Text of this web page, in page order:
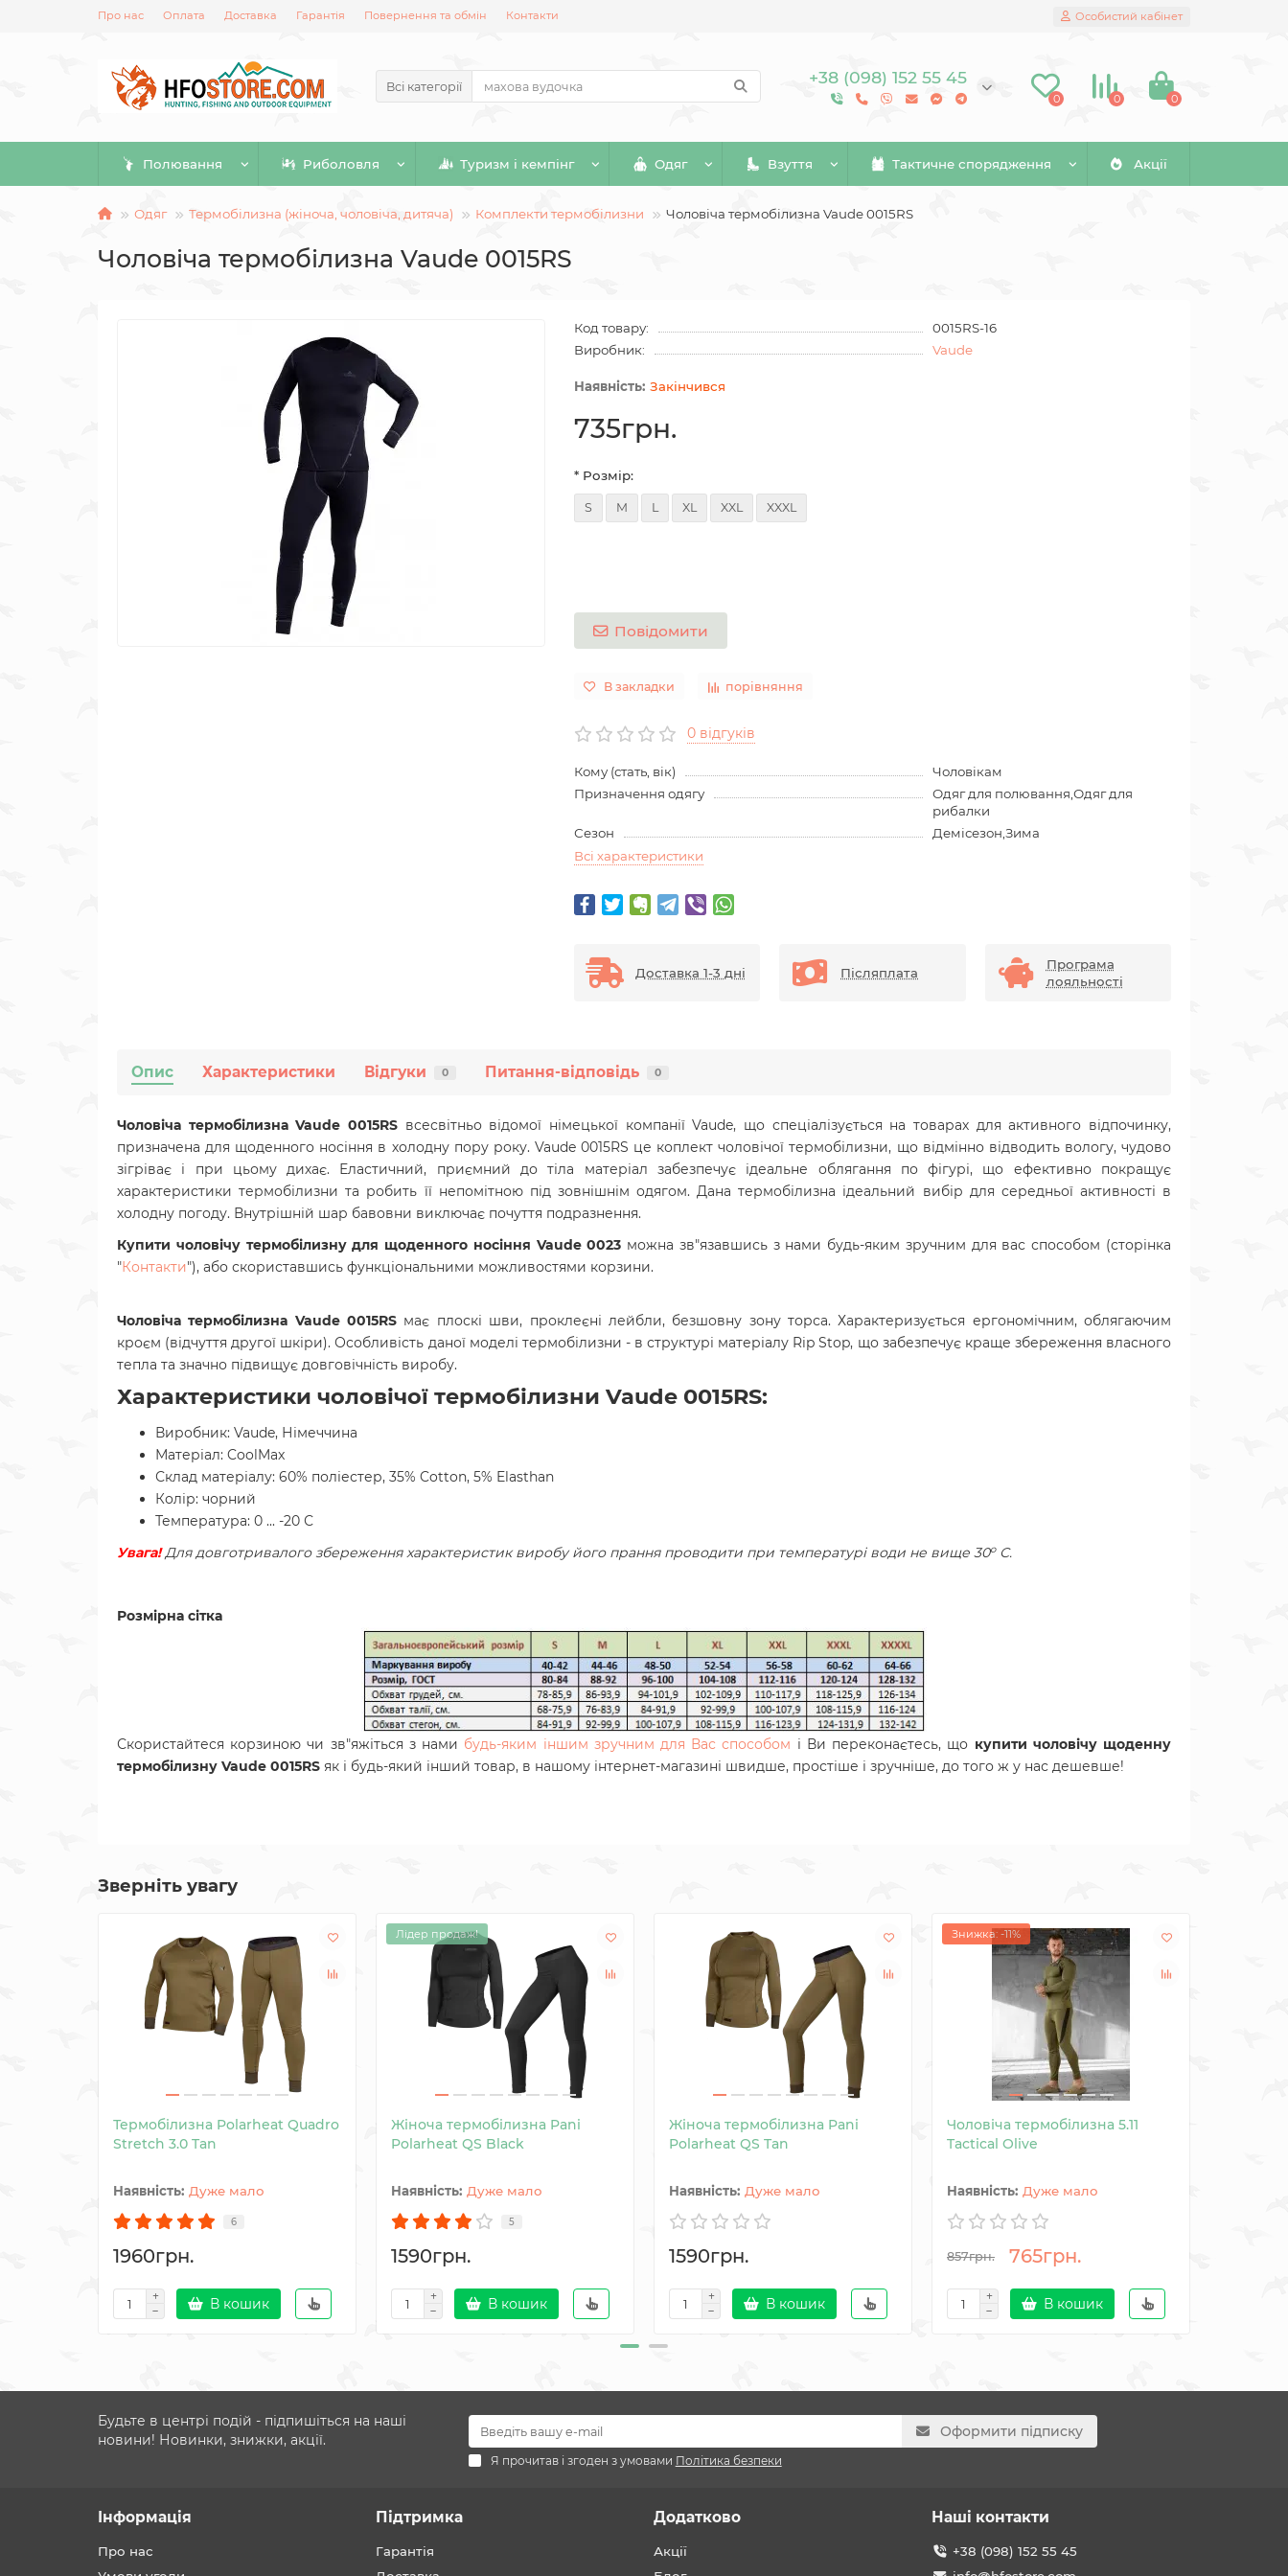
Про нас Оплата Доставка Гарантія Повернення та обмін Контакти Особистий кабінет
Всі категорії +38 (098) 152 55 45
0 0 0
Полювання Риболовля Туризм і кемпінг Одяг Взуття Тактичне спорядження Акції
Одяг Термобілизна (жіноча, чоловіча, дитяча) Комплекти термобілизни Чоловіча термобілизна Vaude 0015RS
Чоловіча термобілизна Vaude 0015RS
Код товару:
0015RS-16
Виробник:
Vaude
Закінчився
735грн.
* Розмір:
S M L XL XXL XXXL
Повідомити
В закладки порівняння
0 відгуків
Кому (стать, вік)
Чоловікам
Призначення одягу
Одяг для полювання,Одяг для
рибалки
Сезон
Демісезон,Зима
Всі характеристики
Доставка 1-3 дні Післяплата
Програма
лояльності
Опис Характеристики Відгуки 0 Питання-відповідь 0
Чоловіча термобілизна Vaude 0015RS всесвітньо відомої німецької компанії Vaude, що спеціалізується на товарах для активного відпочинку,
призначена для щоденного носіння в холодну пору року. Vaude 0015RS це коплект чоловічої термобілизни, що відмінно відводить вологу, чудово
зігріває і при цьому дихає. Еластичний, приємний до тіла матеріал забезпечує ідеальне облягання по фігурі, що ефективно покращує
характеристики термобілизни та робить її непомітною під зовнішнім одягом.Дана термобілизна ідеальний вибір для середньої активності в
холодну погоду. Внутрішній шар бавовни виключає почуття подразнення.
Купити чоловічу термобілизну для щоденного носіння Vaude0023 можна зв"язавшись з нами будь-яким зручним для вас способом (сторінка
"Контакти"), або скориставшись функціональними можливостями корзини.
Чоловіча термобілизна Vaude 0015RS має плоскі шви, проклеєні лейбли, безшовну зону торса. Характеризується ергономічним, облягаючим
кроєм (відчуття другої шкіри). Особливість даної моделі термобілизни - в структурі матеріалу Rip Stop, що забезпечує краще збереження власного
тепла та значно підвищує довговічність виробу.
Характеристики чоловічої термобілизни Vaude 0015RS:
Виробник: Vaude, Німеччина
Матеріал: CoolMax
Склад матеріалу: 60% поліестер, 35% Cotton, 5% Elasthan
Колір: чорний
Температура: 0 ... -20 С
Увага!Для довготривалого збереження характеристик виробу його прання проводити при температурі води не вище 30oС.
Розмірна сітка
Скористайтеся корзиною чи зв"яжіться з нами будь-яким іншим зручним для Вас способом і Ви переконаєтесь, що купити чоловічу щоденну
термобілизну Vaude 0015RS як і будь-який інший товар, в нашому інтернет-магазині швидше, простіше і зручніше, до того ж у нас дешевше!
Зверніть увагу
Термобілизна Polarheat Quadro
Stretch 3.0 Tan
Дуже мало
6
1960грн.
В кошик
Лідер продаж!
Жіноча термобілизна Pani
Polarheat QS Black
Дуже мало
5
1590грн.
В кошик
Жіноча термобілизна Pani
Polarheat QS Tan
Дуже мало
1590грн.
В кошик
Знижка: -11%
Чоловіча термобілизна 5.11
Tactical Olive
Дуже мало
857грн. 765грн.
В кошик
Будьте в центрі подій - підпишіться на наші
новини! Новинки, знижки, акції.
Оформити підписку
Я прочитав і згоден з умовами Політика безпеки
Інформація
Про нас
Підтримка
Гарантія
Додатково
Акції
Наші контакти
+38 (098) 152 55 45